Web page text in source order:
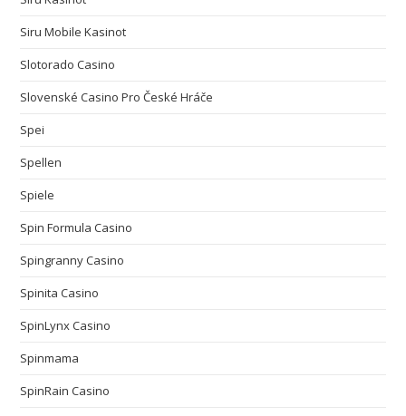
Siru Mobile Kasinot
Slotorado Casino
Slovenské Casino Pro České Hráče
Spei
Spellen
Spiele
Spin Formula Casino
Spingranny Casino
Spinita Casino
SpinLynx Casino
Spinmama
SpinRain Casino